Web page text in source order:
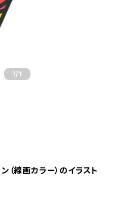
1 /1
（線画カラー）のイラスト